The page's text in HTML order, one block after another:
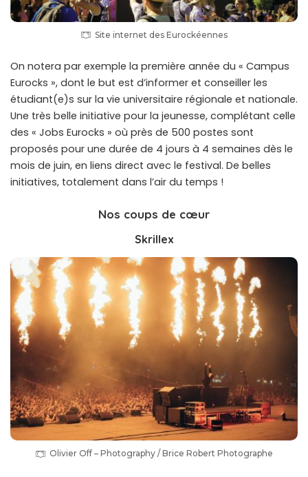
Site internet des Eurockéennes
On notera par exemple la première année du « Campus
Eurocks », dont le but est d’informer et conseiller les
étudiant(e)s sur la vie universitaire régionale et nationale.
Une très belle initiative pour la jeunesse, complétant celle
des « Jobs Eurocks » où près de 500 postes sont
proposés pour une durée de 4 jours à 4 semaines dès le
mois de juin, en liens direct avec le festival. De belles
initiatives, totalement dans l’air du temps !
Nos coups de cœur
Skrillex
Olivier Off – Photography / Brice Robert Photographe